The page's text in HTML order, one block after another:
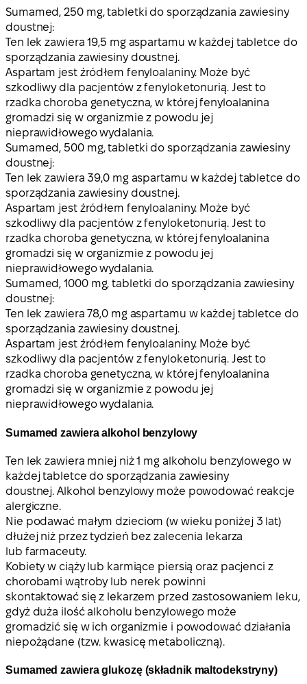
Sumamed, 250 mg, tabletki do sporządzania zawiesiny
doustnej:
Ten lek zawiera 19,5 mg aspartamu w każdej tabletce do
sporządzania zawiesiny doustnej.
Aspartam jest źródłem fenyloalaniny. Może być
szkodliwy dla pacjentów z fenyloketonurią. Jest to
rzadka choroba genetyczna, w której fenyloalanina
gromadzi się w organizmie z powodu jej
nieprawidłowego wydalania.
Sumamed, 500 mg, tabletki do sporządzania zawiesiny
doustnej:
Ten lek zawiera 39,0 mg aspartamu w każdej tabletce do
sporządzania zawiesiny doustnej.
Aspartam jest źródłem fenyloalaniny. Może być
szkodliwy dla pacjentów z fenyloketonurią. Jest to
rzadka choroba genetyczna, w której fenyloalanina
gromadzi się w organizmie z powodu jej
nieprawidłowego wydalania.
Sumamed, 1000 mg, tabletki do sporządzania zawiesiny
doustnej:
Ten lek zawiera 78,0 mg aspartamu w każdej tabletce do
sporządzania zawiesiny doustnej.
Aspartam jest źródłem fenyloalaniny. Może być
szkodliwy dla pacjentów z fenyloketonurią. Jest to
rzadka choroba genetyczna, w której fenyloalanina
gromadzi się w organizmie z powodu jej
nieprawidłowego wydalania.
Sumamed zawiera alkohol benzylowy
Ten lek zawiera mniej niż 1 mg alkoholu benzylowego w
każdej tabletce do sporządzania zawiesiny
doustnej. Alkohol benzylowy może powodować reakcje
alergiczne.
Nie podawać małym dzieciom (w wieku poniżej 3 lat)
dłużej niż przez tydzień bez zalecenia lekarza
lub farmaceuty.
Kobiety w ciąży lub karmiące piersią oraz pacjenci z
chorobami wątroby lub nerek powinni
skontaktować się z lekarzem przed zastosowaniem leku,
gdyż duża ilość alkoholu benzylowego może
gromadzić się w ich organizmie i powodować działania
niepożądane (tzw. kwasicę metaboliczną).
Sumamed zawiera glukozę (składnik maltodekstryny)